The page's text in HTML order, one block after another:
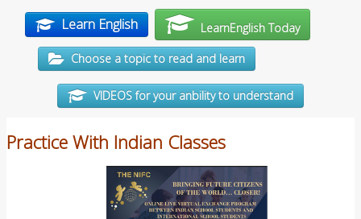
Learn English LearnEnglish Today
Choose a topic to read and learn
VIDEOS for your anbility to understand
Practice With Indian Classes